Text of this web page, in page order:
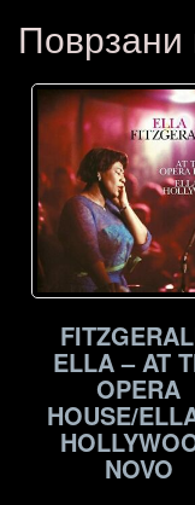
Поврзани
ELLA – AT
OPERA
HOUSE/
NOVO